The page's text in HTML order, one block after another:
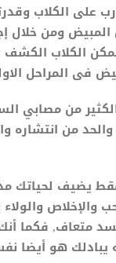
على الكلاب
ومن خلال
الكلاب
فى المراحل
من مصابي
من انتشاره
يضيف لحياتك
والإخلاص
متعاف, فكما أنك
يبادلك هو أيضا